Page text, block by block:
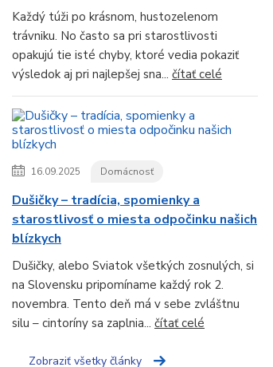
Každý túži po krásnom, hustozelenom
trávniku. No často sa pri starostlivosti
opakujú tie isté chyby, ktoré vedia pokaziť
výsledok aj pri najlepšej sna... čítať celé
16.09.2025 Domácnosť
Dušičky – tradícia, spomienky a
starostlivosť o miesta odpočinku našich
blízkych
Dušičky, alebo Sviatok všetkých zosnulých, si
na Slovensku pripomíname každý rok 2.
novembra. Tento deň má v sebe zvláštnu
silu – cintoríny sa zaplnia... čítať celé
Zobraziť všetky články